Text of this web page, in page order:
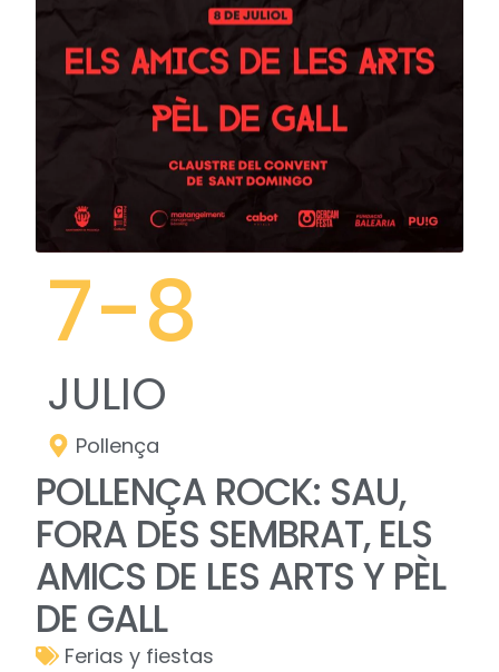
7-8
JULIO
Pollença
POLLENÇA ROCK: SAU,
FORA DES SEMBRAT, ELS
AMICS DE LES ARTS Y PÈL
DE GALL
Ferias y fiestas